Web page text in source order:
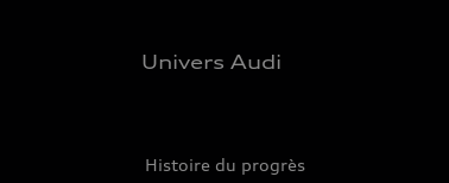
Univers Audi
Histoire du progrès